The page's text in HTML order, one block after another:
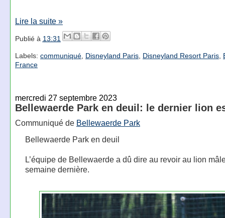
Lire la suite »
Publié à 13:31
Labels: communiqué, Disneyland Paris, Disneyland Resort Paris,
France
mercredi 27 septembre 2023
Bellewaerde Park en deuil: le dernier lion
Communiqué de Bellewaerde Park
Bellewaerde Park en deuil
L’équipe de Bellewaerde a dû dire au revoir au lion
semaine dernière.